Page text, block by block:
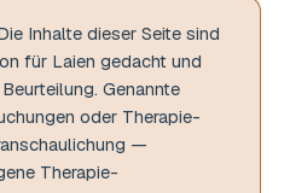
Inhalte dieser Seite sind
für Laien gedacht und
Genannte
oder Therapie-
—
Therapie-